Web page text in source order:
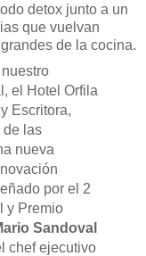
detox junto a un
que vuelvan
de la cocina.
el Hotel Orfila
Escritora,
de las
nueva
por el 2
y Premio
Sandoval
chef ejecutivo